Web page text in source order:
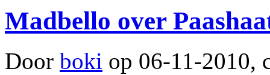
Madbello over
Door boki op 06-11-2010,